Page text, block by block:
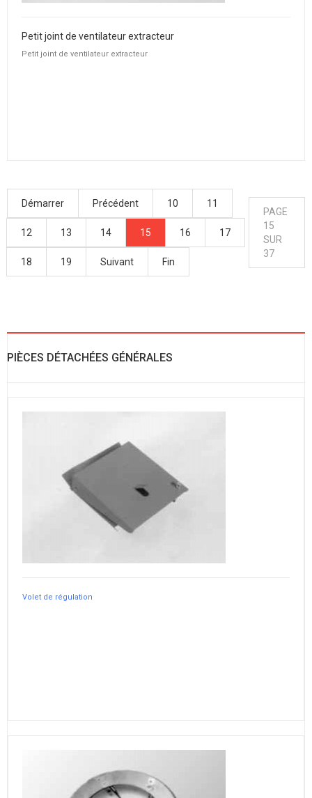
Petit joint de ventilateur extracteur
Petit joint de ventilateur extracteur
Démarrer Précédent 10 11
12 13 14 15 16 17
18 19 Suivant Fin
PAGE
15
SUR
37
PIÈCES DÉTACHÉES GÉNÉRALES
Volet de régulation